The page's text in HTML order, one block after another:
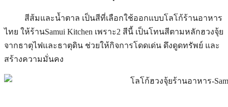
สีส้มและน้ำตาล เป็นสีที่เลือกใช้ออกแบบโลโก้ร้านอาหาร
ไทย ให้ร้านSamui Kitchen เพราะ2 สีนี้ เป็นโทนสีตามหลักฮวงจุ้ย
จากธาตุไฟและธาตุดิน ช่วยให้กิจการโดดเด่น ดึงดูดทรัพย์ และ
สร้างความมั่นคง